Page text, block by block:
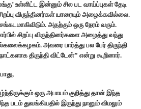
உள்ளிட்ட இன்னும் சில பட வாய்ப்புகள் தேடி
விருந்தினர்கள் யாரையும் அழைக்கவில்லை.
அதற்கும் ஒரு நேரம் வரும்.
சிறப்பு விருந்தினர்களை அழைத்து வந்து
அவரை பார்த்து பல பேர் திருந்தி
திருந்தி விட்டேன்” என்று கூறினார்.
ஒரு அபாயம் குறித்து தான் இந்த
படம் துவங்கியதில் இருந்து நானும் விமலும்